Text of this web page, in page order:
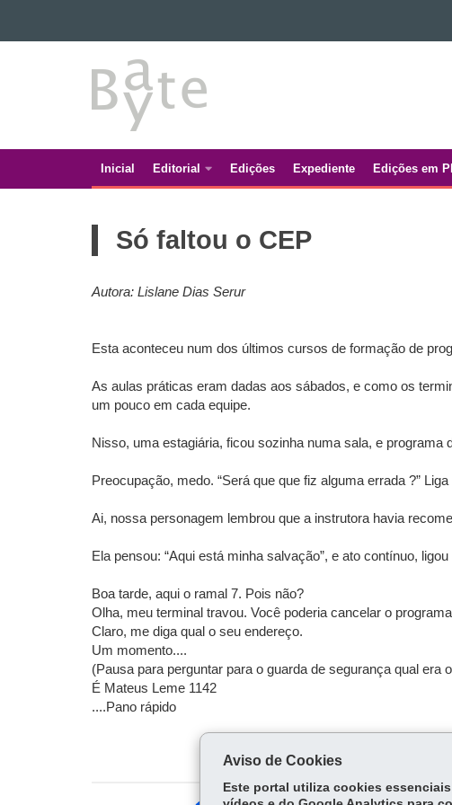
Ir para a navegação
Ir para a busca
BATE
BYTE
Navegação
Inicial Editorial Edições Expediente Edições em
Só faltou o CEP
Autora: Lislane Dias Serur
Esta aconteceu num dos últimos cursos de formação de
As aulas práticas eram dadas aos sábados, e como os
um pouco em cada equipe.
Nisso, uma estagiária, ficou sozinha numa sala, e
Preocupação, medo. “Será que que fiz alguma errada ?”
Ai, nossa personagem lembrou que a instrutora havia
Ela pensou: “Aqui está minha salvação”, e ato contínuo,
Boa tarde, aqui o ramal 7. Pois não?
Olha, meu terminal travou. Você poderia cancelar o
Claro, me diga qual o seu endereço.
Um momento....
(Pausa para perguntar para o guarda de segurança qual era
É Mateus Leme 1142
....Pano rápido
Aviso de Cookies
Este portal utiliza cookies